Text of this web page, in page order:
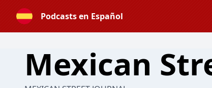
Podcasts en Español
Mexican